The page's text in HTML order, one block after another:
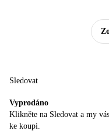
Sledovat
Vyprodáno
Klikněte na Sledovat a my
ke koupi.